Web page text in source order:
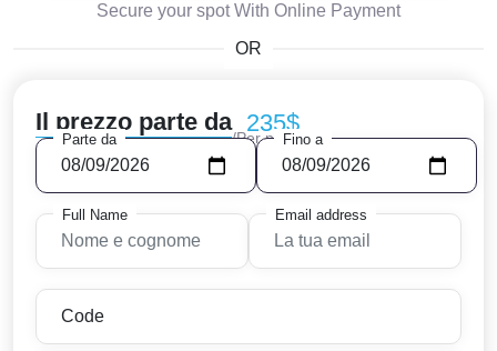
Secure your spot With Online Payment
OR
Il prezzo parte da 235$
/Per persoa
Parte da Fino a
Full Name Email address